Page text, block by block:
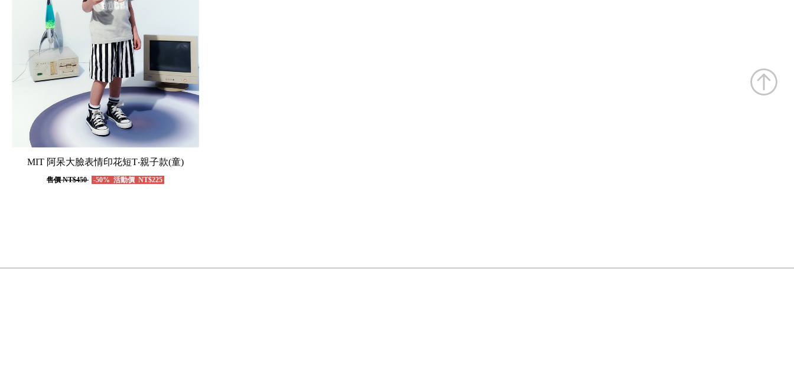
MIT 阿呆大臉表情印花短T‧親子款(童)
售價NT$450 -50% 活動價 NT$225